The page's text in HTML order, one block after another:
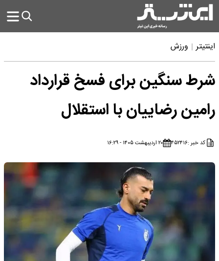
اینتیتر ورزش
شرط سنگین برای فسخ قرارداد
رامین رضاییان با استقلال
کد خبر :۴۵۲۴۱۶ ۲۰ اردیبهشت ۱۴۰۵ - ۱۶:۲۹